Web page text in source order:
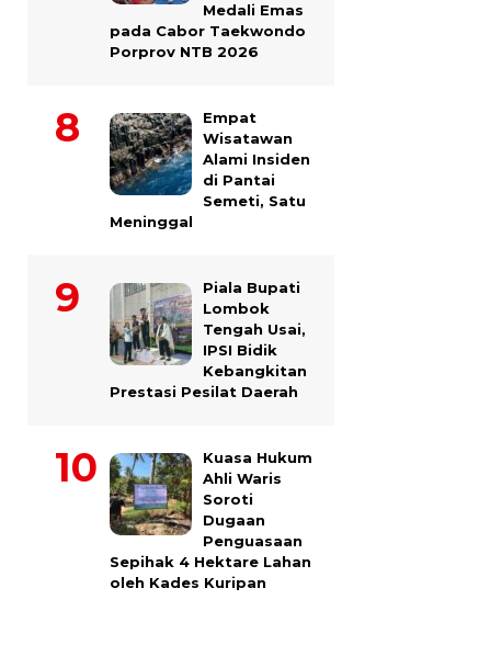
Medali Emas
pada Cabor Taekwondo
Porprov NTB 2026
Empat
Wisatawan
Alami Insiden
di Pantai
Semeti, Satu
Meninggal
Piala Bupati
Lombok
Tengah Usai,
IPSI Bidik
Kebangkitan
Prestasi Pesilat Daerah
Kuasa Hukum
Ahli Waris
Soroti
Dugaan
Penguasaan
Sepihak 4 Hektare Lahan
oleh Kades Kuripan